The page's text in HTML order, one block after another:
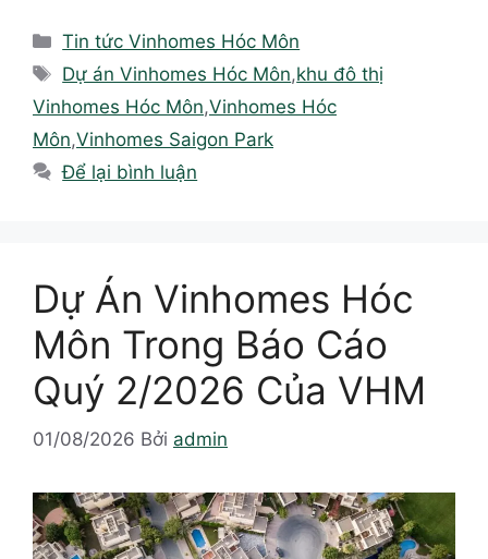
Danh
mục
Tin tức Vinhomes Hóc Môn
Thẻ
Dự án Vinhomes Hóc Môn,khu đô thị
Vinhomes Hóc Môn,Vinhomes Hóc
Môn,Vinhomes Saigon Park
Để lại bình luận
Dự Án Vinhomes Hóc
Môn Trong Báo Cáo
Quý 2/2026 Của VHM
01/08/2026 Bởi admin